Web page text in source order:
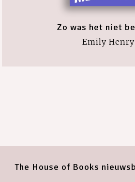
Zo was het niet
Emily Henry
The House of Books